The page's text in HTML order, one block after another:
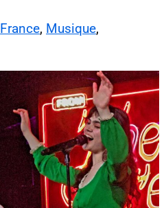
France, Musique,